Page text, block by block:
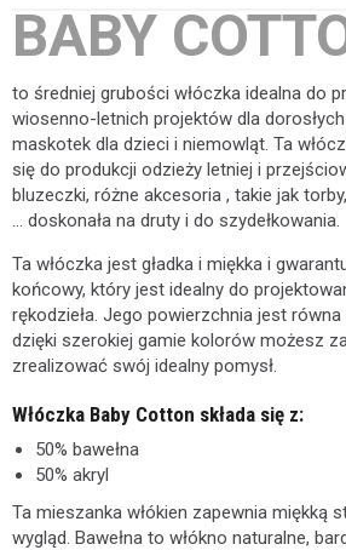
BABY
to średniej grubości włóczka idealna do
wiosenno-letnich projektów dla
maskotek dla dzieci i niemowląt. Ta
się do produkcji odzieży letniej i
bluzeczki, różne akcesoria , takie jak
... doskonała na druty i do szydełkowania.
Ta włóczka jest gładka i miękka i
końcowy, który jest idealny do
rękodzieła. Jego powierzchnia jest równa
dzięki szerokiej gamie kolorów możesz
zrealizować swój idealny pomysł.
Włóczka Baby Cotton składa się z:
50% bawełna
50% akryl
Ta mieszanka włókien zapewnia miękką
wygląd. Bawełna to włókno naturalne,